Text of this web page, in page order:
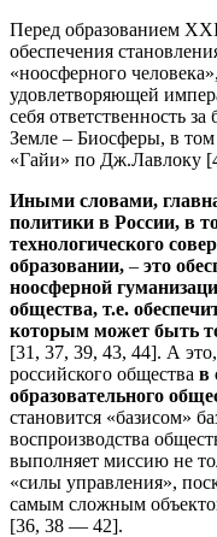
Перед образованием XXI
обеспечения
«ноосферного
удовлетворяющей
себя ответственность
Земле – Биосферы, в
«Гайи» по Дж.Лавлоку
Иными словами,
политики в России, в
технологического
образовании, – это
ноосферной
общества, т.е.
которым может быть
[31, 37, 39, 43, 44]. А
российского общества в
образовательного
становится «базисом»
воспроизводства
выполняет миссию не
«силы управления»,
самым сложным
[36, 38 — 42].